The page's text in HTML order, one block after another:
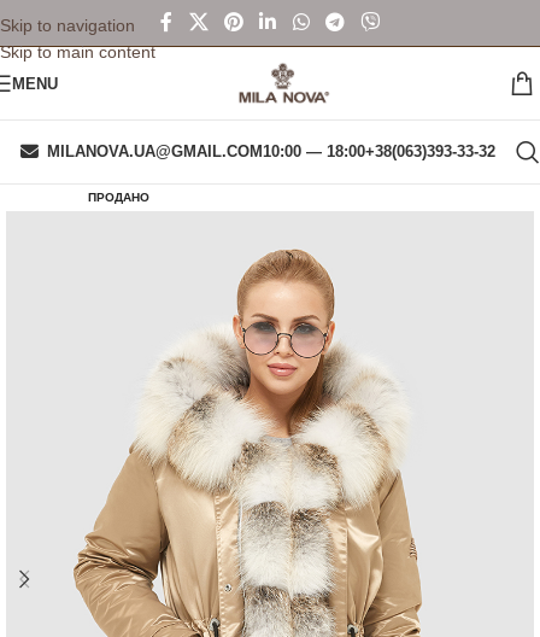
Skip to navigation
Skip to main content
MENU
MILANOVA.UA@GMAIL.COM10:00 — 18:00+38(063)393-33-32
ПРОДАНО